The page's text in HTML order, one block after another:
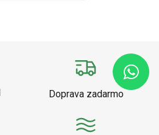
Doprava zadarmo